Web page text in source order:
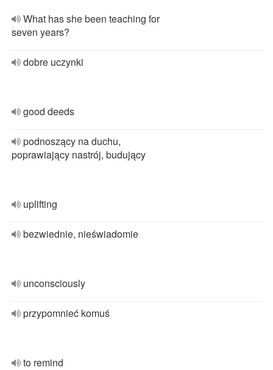
What has she been teaching for
seven years?
dobre uczynki
good deeds
podnoszący na duchu,
poprawiający nastrój, budujący
uplifting
bezwiednie, nieświadomie
unconsciously
przypomnieć komuś
to remind